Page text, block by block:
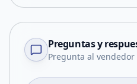
Preguntas y
Pregunta al